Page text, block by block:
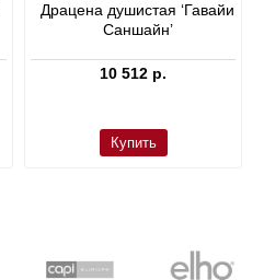
Драцена душистая ‘Гавайи
Саншайн’
10 512 р.
Купить